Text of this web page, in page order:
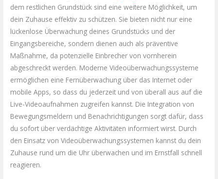
dem restlichen Grundstück sind eine weitere Möglichkeit, um
dein Zuhause effektiv zu schützen. Sie bieten nicht nur eine
lückenlose Überwachung deines Grundstücks und der
Eingangsbereiche, sondern dienen auch als präventive
Maßnahme, da potenzielle Einbrecher von vornherein
abgeschreckt werden. Moderne Videoüberwachungssysteme
ermöglichen eine Fernüberwachung über das Internet oder
mobile Apps, so dass du jederzeit und von überall aus auf die
Live-Videoaufnahmen zugreifen kannst. Die Integration von
Bewegungsmeldern und Benachrichtigungen sorgt dafür, dass
du sofort über verdächtige Aktivitäten informiert wirst. Durch
den Einsatz von Videoüberwachungssystemen kannst du dein
Zuhause rund um die Uhr überwachen und im Ernstfall schnell
reagieren.